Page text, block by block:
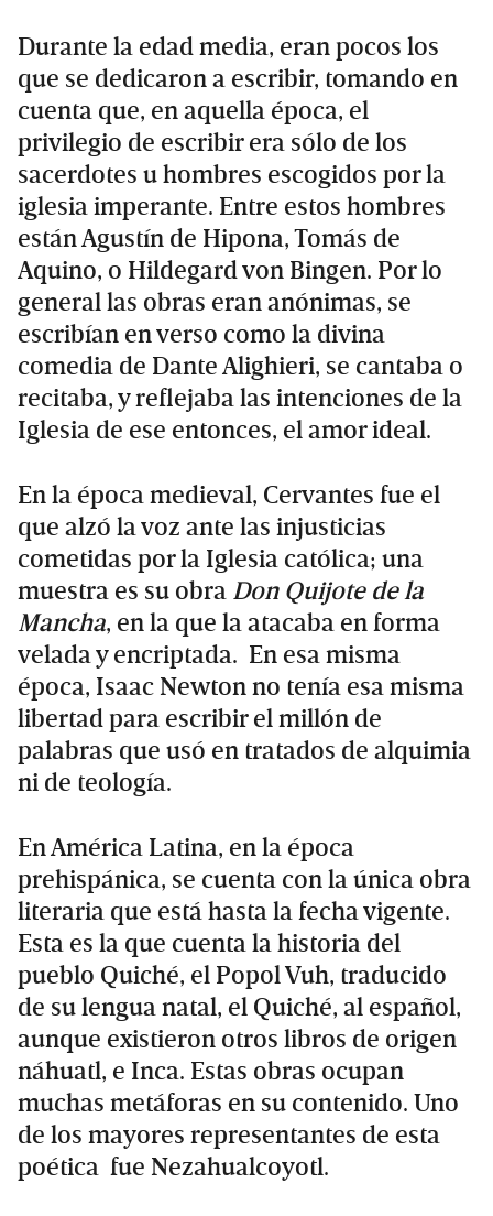
Durante la edad media, eran pocos los
que se dedicaron a escribir, tomando en
cuenta que, en aquella época, el
privilegio de escribir era sólo de los
sacerdotes u hombres escogidos por la
iglesia imperante. Entre estos hombres
están Agustín de Hipona, Tomás de
Aquino, o Hildegard von Bingen. Por lo
general las obras eran anónimas, se
escribían en verso como la divina
comedia de Dante Alighieri, se cantaba o
recitaba, y reflejaba las intenciones de la
Iglesia de ese entonces, el amor ideal.
En la época medieval, Cervantes fue el
que alzó la voz ante las injusticias
cometidas por la Iglesia católica; una
muestra es su obra Don Quijote de la
Mancha, en la que la atacaba en forma
velada y encriptada. En esa misma
época, Isaac Newton no tenía esa misma
libertad para escribir el millón de
palabras que usó en tratados de alquimia
ni de teología.
En América Latina, en la época
prehispánica, se cuenta con la única obra
literaria que está hasta la fecha vigente.
Esta es la que cuenta la historia del
pueblo Quiché, el Popol Vuh, traducido
de su lengua natal, el Quiché, al español,
aunque existieron otros libros de origen
náhuatl, e Inca. Estas obras ocupan
muchas metáforas en su contenido. Uno
de los mayores representantes de esta
poética fue Nezahualcoyotl.